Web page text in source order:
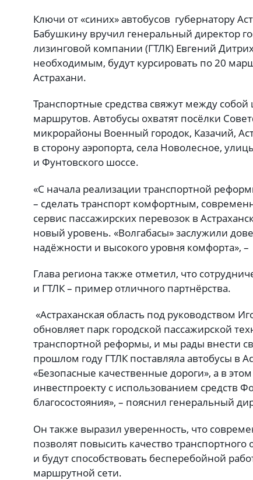
Ключи от «синих» автобусов губернатору
Бабушкину вручил генеральный директор
лизинговой компании (ГТЛК) Евгений
необходимым, будут курсировать по 20
Астрахани.
Транспортные средства свяжут между
маршрутов. Автобусы охватят посёлки
микрорайоны Военный городок, Казачий,
в сторону аэропорта, села Новолесное,
и Фунтовского шоссе.
«С начала реализации транспортной
– сделать транспорт комфортным,
сервис пассажирских перевозок в
новый уровень. «Волгабасы» заслужили
надёжности и высокого уровня комфорта»,
Глава региона также отметил, что
и ГТЛК – пример отличного партнёрства.
«Астраханская область под руководством
обновляет парк городской пассажирской
транспортной реформы, и мы рады внести
прошлом году ГТЛК поставляла автобусы в
«Безопасные качественные дороги», а в
инвестпроекту с использованием средств
благосостояния», – пояснил генеральный
Он также выразил уверенность, что
позволят повысить качество
и будут способствовать бесперебойной
маршрутной сети.